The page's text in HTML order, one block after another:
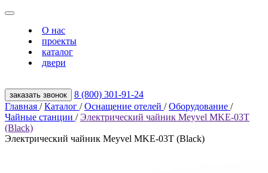
О нас
проекты
каталог
двери
заказать звонок
8 (800) 301‑91‑24
Главная / Каталог / Оснащение отелей / Оборудование /
Чайные станции / Электрический чайник Meyvel MKE-03T
(Black)
Электрический чайник Meyvel MKE-03T (Black)